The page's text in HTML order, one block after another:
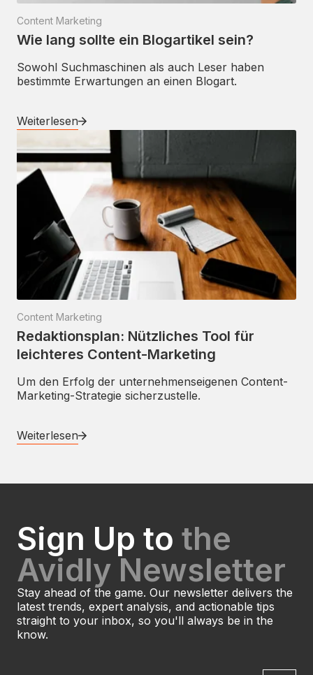
Content Marketing
Wie lang sollte ein Blogartikel sein?
Sowohl Suchmaschinen als auch Leser haben
bestimmte Erwartungen an einen Blogart.
Weiterlesen
Content Marketing
Redaktionsplan: Nützliches Tool für
leichteres Content-Marketing
Um den Erfolg der unternehmenseigenen Content-
Marketing-Strategie sicherzustelle.
Weiterlesen
Sign Up to the
Avidly Newsletter
Stay ahead of the game. Our newsletter delivers the
latest trends, expert analysis, and actionable tips
straight to your inbox, so you'll always be in the
know.